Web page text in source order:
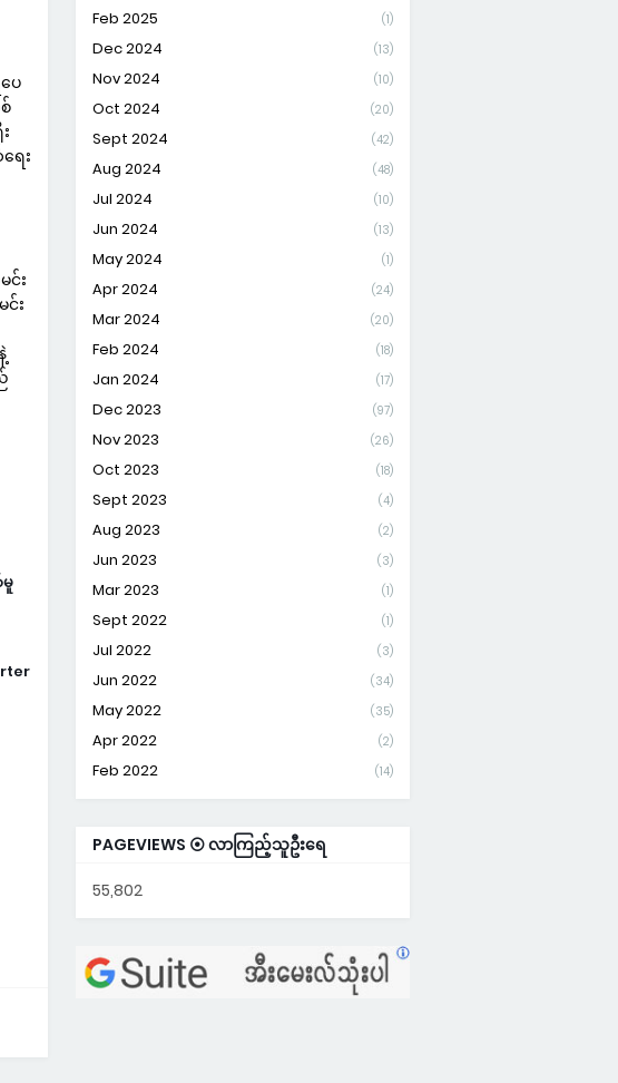
ေ
ေး
း
း
Feb 2025 (1)
Dec 2024 (13)
Nov 2024 (10)
Oct 2024 (20)
Sept 2024 (42)
Aug 2024 (48)
Jul 2024 (10)
Jun 2024 (13)
May 2024 (1)
Apr 2024 (24)
Mar 2024 (20)
Feb 2024 (18)
Jan 2024 (17)
Dec 2023 (97)
Nov 2023 (26)
Oct 2023 (18)
Sept 2023 (4)
Aug 2023 (2)
Jun 2023 (3)
Mar 2023 (1)
Sept 2022 (1)
Jul 2022 (3)
Jun 2022 (34)
May 2022 (35)
Apr 2022 (2)
Feb 2022 (14)
PAGEVIEWS ⦿ လာကြည့်သူဦးရေ
55,802